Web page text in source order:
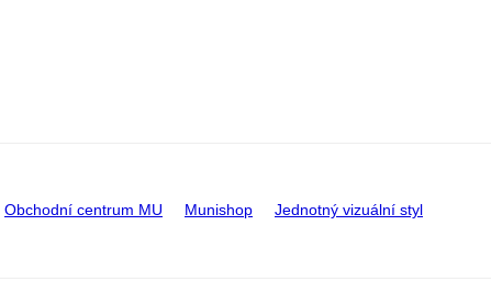
Obchodní centrum MU Munishop Jednotný vizuální styl